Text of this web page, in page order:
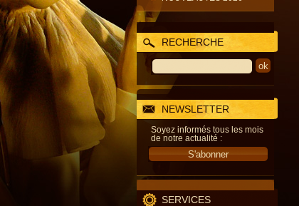
RECHERCHE
NEWSLETTER
Soyez informés tous les mois
de notre actualité :
SERVICES